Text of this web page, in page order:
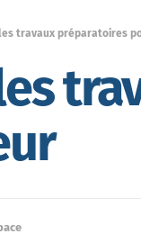
les travaux préparatoires